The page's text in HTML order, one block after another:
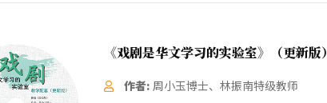
《戏剧是华文学习的实验室》（更新版）
作者: 周小玉博士、林振南特级教师